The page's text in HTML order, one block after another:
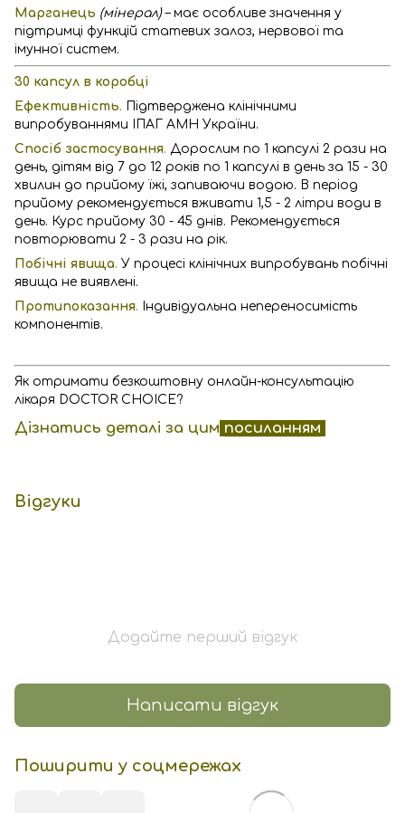
Марганець (мінерал)– має особливе значення у
підтримці функцій статевих залоз, нервової та
імунної систем.
30 капсул в коробці
Ефективність. Підтверджена клінічними
випробуваннями ІПАГ АМН України.
Спосіб застосування. Дорослим по 1 капсулі 2 рази на
день, дітям від 7 до 12 років по 1 капсулі в день за 15 - 30
хвилин до прийому їжі, запиваючи водою. В період
прийому рекомендується вживати 1,5 - 2 літри води в
день. Курс прийому 30 - 45 днів. Рекомендується
повторювати 2 - 3 рази на рік.
Побічні явища. У процесі клінічних випробувань побічні
явища не виявлені.
Протипоказання. Індивідуальна непереносимість
компонентів.
Як отримати безкоштовну онлайн-консультацію
лікаря DOCTOR CHOICE?
Дізнатись деталі за цим посиланням
Відгуки
Додайте перший відгук
Написати відгук
Поширити у соцмережах